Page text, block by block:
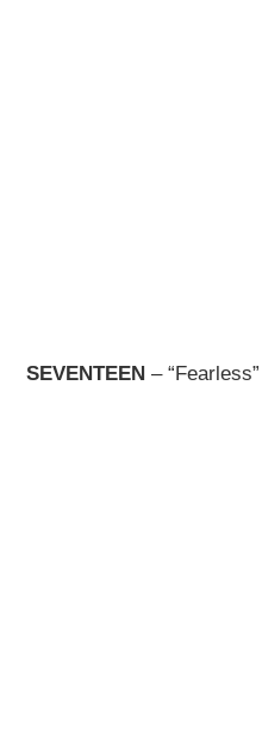
SEVENTEEN –